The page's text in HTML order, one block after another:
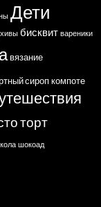
Дети
бисквит вареники
вязание
сироп компоте
торт
шокоад